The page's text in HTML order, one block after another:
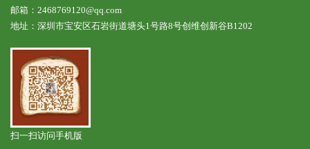
邮箱：2468769120@qq.com
地址：深圳市宝安区石岩街道塘头1号路8号创维创新谷B1202
扫一扫访问手机版